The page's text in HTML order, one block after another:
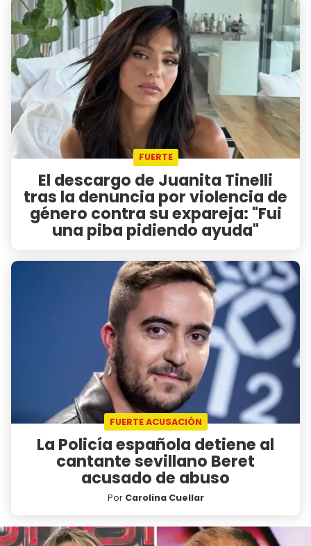
FUERTE
El descargo de Juanita Tinelli
tras la denuncia por violencia de
género contra su expareja: "Fui
una piba pidiendo ayuda"
FUERTE ACUSACIÓN
La Policía española detiene al
cantante sevillano Beret
acusado de abuso
Por Carolina Cuellar